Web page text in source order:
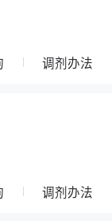
调剂办法
调剂办法